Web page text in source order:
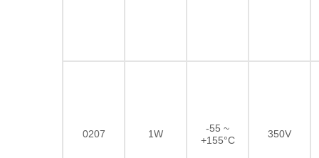
0207 1W
-55 ~
+155°C
350V